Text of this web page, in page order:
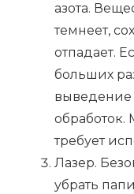
азота.
темнеет,
отпадает.
больших
выведение
обработок.
требует
Лазер.
убрать